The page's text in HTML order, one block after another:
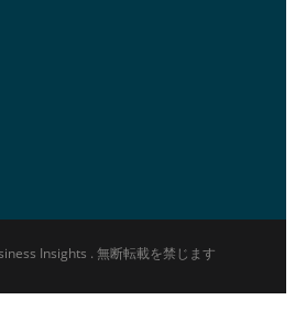
Insights . 無断転載を禁じます